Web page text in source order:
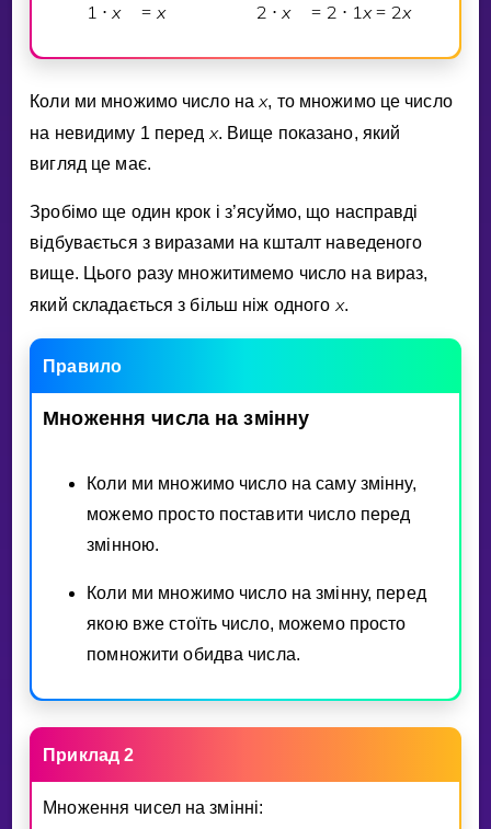
1 ⋅ x = x 2 ⋅ x = 2 ⋅ 1x = 2x
Коли ми множимо число на x, то множимо це число
на невидиму 1 перед x. Вище показано, який
вигляд це має.
Зробiмо ще один крок i з’ясуймо, що насправдi
вiдбувається з виразами на кшталт наведеного
вище. Цього разу множитимемо число на вираз,
який складається з бiльш нiж одного x.
Правило
Множення числа на змiнну
Коли ми множимо число на саму змiнну,
можемо просто поставити число перед
змiнною.
Коли ми множимо число на змiнну, перед
якою вже стоїть число, можемо просто
помножити обидва числа.
Приклад 2
Множення чисел на змiннi: